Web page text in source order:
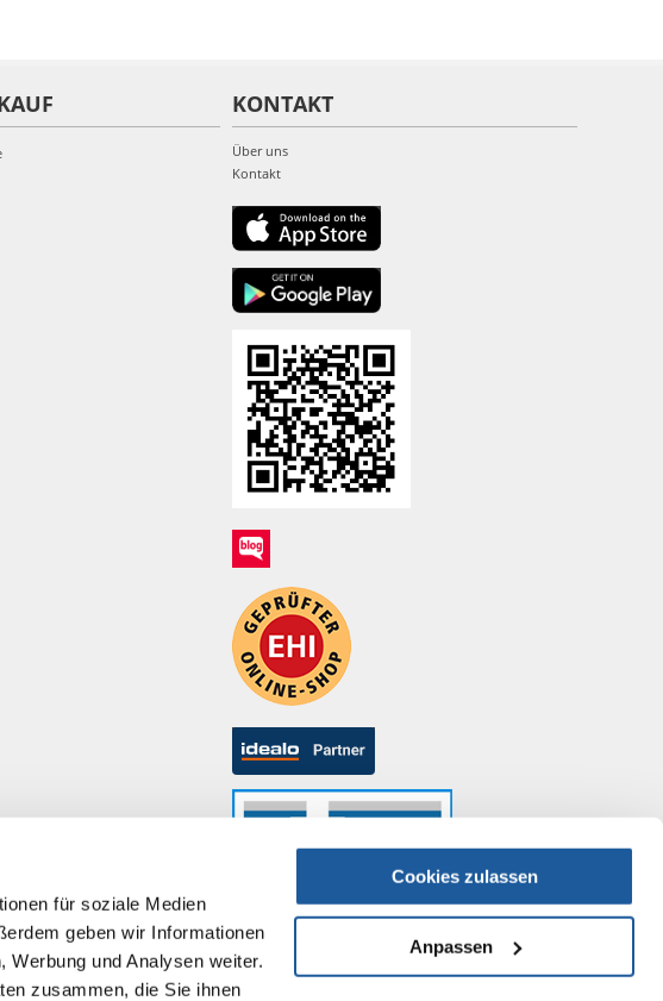
für soziale Medien
geben wir Informationen
und Analysen weiter.
zusammen, die Sie ihnen
Cookies zulassen
Anpassen
KONTAKT
Über uns
Kontakt